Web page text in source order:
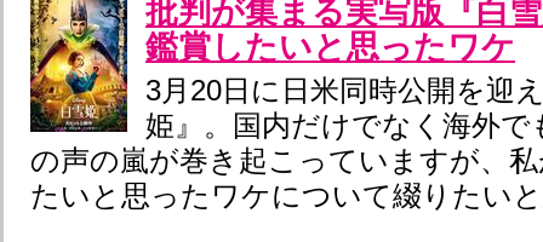
批判が集まる実写版『白
鑑賞したいと思ったワケ
3月20日に日米同時公開を迎
姫』。国内だけでなく海外で
の声の嵐が巻き起こっていますが、
たいと思ったワケについて綴りたい